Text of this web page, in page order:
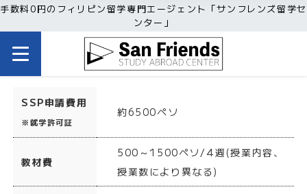
手数料0円のフィリピン留学専門エージェント「サンフレンズ留学セ
ンター」
SSP申請費用
※就学許可証
約6500ペソ
教材費
500～1500ペソ/4週(授業内容、
授業数により異なる)